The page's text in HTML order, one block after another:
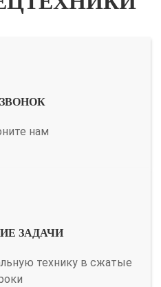
нам
ЗАДАЧИ
технику в сжатые